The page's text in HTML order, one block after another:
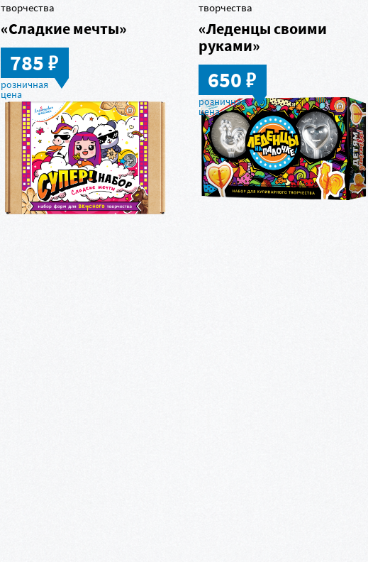
творчества
«Сладкие мечты»
785в
творчества
«Леденцы своими
руками»
650в